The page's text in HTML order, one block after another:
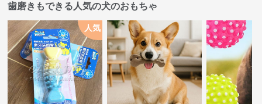
歯磨きもできる人気の犬のおもちゃ
人気